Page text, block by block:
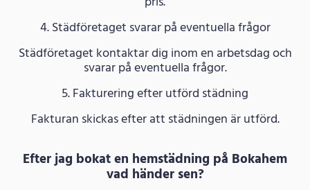
4. Städföretaget svarar på eventuella frågor
Städföretaget kontaktar dig inom en arbetsdag och
svarar på eventuella frågor.
5. Fakturering efter utförd städning
Fakturan skickas efter att städningen är utförd.
Efter jag bokat en hemstädning på Bokahem
vad händer sen?